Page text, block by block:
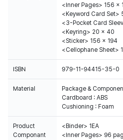
<Inner Pages> 156 x
<Keyword Card Set>
<3-Pocket Card
<Keyring> 20 x 40
<Sticker> 156 x 194
<Cellophane Sheet>
ISBN 979-11-94415-35-0
Material
Package &
Cardboard : ABS
Cushioning : Foam
Product
Componant
<Binder> 1EA
<Inner Pages> 96